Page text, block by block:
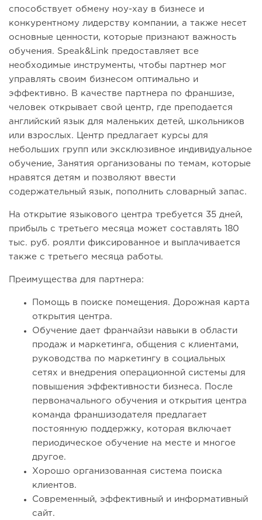
способствует обмену ноу-хау в бизнесе и
конкурентному лидерству компании, а также несет
основные ценности, которые признают важность
обучения. Speak&Link предоставляет все
необходимые инструменты, чтобы партнер мог
управлять своим бизнесом оптимально и
эффективно. В качестве партнера по франшизе,
человек открывает свой центр, где преподается
английский язык для маленьких детей, школьников
или взрослых. Центр предлагает курсы для
небольших групп или эксклюзивное индивидуальное
обучение, Занятия организованы по темам, которые
нравятся детям и позволяют ввести
содержательный язык, пополнить словарный запас.
На открытие языкового центра требуется 35 дней,
прибыль с третьего месяца может составлять 180
тыс. руб. роялти фиксированное и выплачивается
также с третьего месяца работы.
Преимущества для партнера:
Помощь в поиске помещения. Дорожная карта
открытия центра.
Обучение дает франчайзи навыки в области
продаж и маркетинга, общения с клиентами,
руководства по маркетингу в социальных
сетях и внедрения операционной системы для
повышения эффективности бизнеса. После
первоначального обучения и открытия центра
команда франшизодателя предлагает
постоянную поддержку, которая включает
периодическое обучение на месте и многое
другое.
Хорошо организованная система поиска
клиентов.
Современный, эффективный и информативный
сайт.